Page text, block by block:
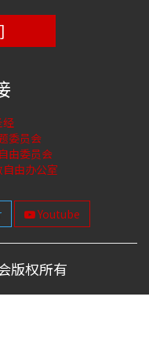
委员会
由委员会
由办公室
Youtube
版权所有